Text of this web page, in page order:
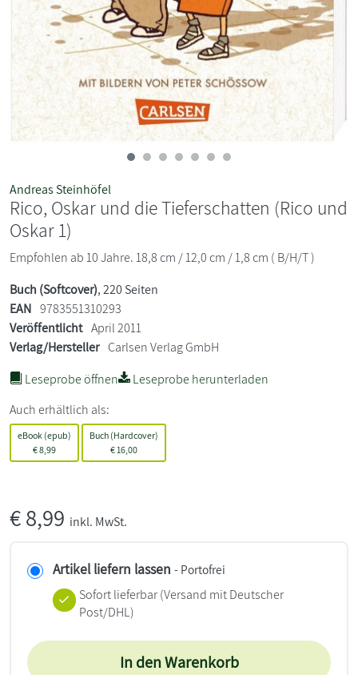
Andreas Steinhöfel
Rico, Oskar und die Tieferschatten (Rico und
Oskar 1)
Empfohlen ab 10 Jahre. 18,8 cm / 12,0 cm / 1,8 cm ( B/H/T )
Buch (Softcover), 220 Seiten
EAN 9783551310293
Veröffentlicht April 2011
Verlag/Hersteller Carlsen Verlag GmbH
Leseprobe öffnen
Leseprobe herunterladen
Auch erhältlich als:
eBook (epub)
€8,99
Buch (Hardcover)
€ 16,00
€8,99 inkl. MwSt.
Artikel liefern lassen - Portofrei
Sofort lieferbar(Versand mit Deutscher
Post/DHL)
In den Warenkorb